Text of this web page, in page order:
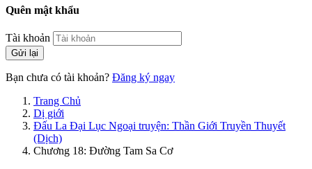
Quên mật khẩu
Tài khoản
Gửi lại
Bạn chưa có tài khoản? Đăng ký ngay
Trang Chủ
Dị giới
Đấu La Đại Lục Ngoại truyện: Thần Giới Truyền Thuyết
(Dịch)
Chương 18: Đường Tam Sa Cơ